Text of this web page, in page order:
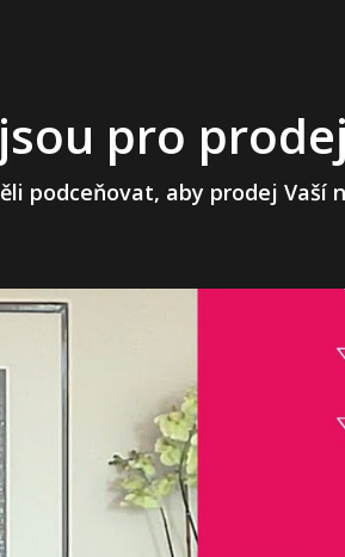
pro
podceňovat, aby prodej Vaší